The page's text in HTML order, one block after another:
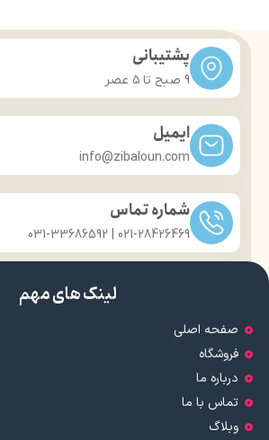
دارای مجوز سازمان غذا و دارو
پشتیبانی
9 صبح تا ۵ عصر
ایمیل
info@zibaloun.com
شماره تماس
021-28426469 | 031-33686592
لینک های مهم
صفحه اصلی
فروشگاه
درباره ما
تماس با ما
وبلاگ